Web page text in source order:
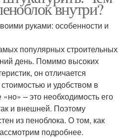
внутри?
руками: особенности и
популярных строительных
день. Помимо высоких
он отличается
и удобством в
– это необходимость его
и внешней. Поэтому
из пеноблока. О том, как
подробнее.